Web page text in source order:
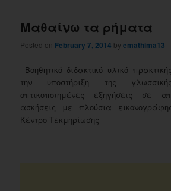
Μαθαίνω τα ρήματα
Posted on February 7, 2014 byemathima13
Βοηθητικό διδακτικό υλικό
την υποστήριξη της
οπτικοποιημένες εξηγήσεις σε
ασκήσεις με πλούσια
Κέντρο Τεκμηρίωσης